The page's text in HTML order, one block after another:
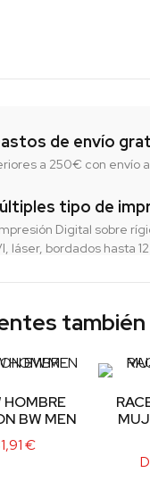
de envío
a 250€ con envío
tipo de
Digital sobre
láser, bordados hasta
BW MEN
€